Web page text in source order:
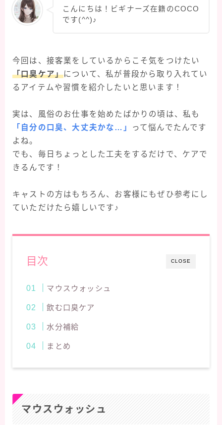
こんにちは！ビギナーズ在籍のCOCO
です(^^)♪
今回は、接客業をしているからこそ気をつけたい
「口臭ケア」について、私が普段から取り入れてい
るアイテムや習慣を紹介したいと思います！
実は、風俗のお仕事を始めたばかりの頃は、私も
「自分の口臭、大丈夫かな…」
って悩んでたんです
よね。
でも、毎日ちょっとした工夫をするだけで、ケアで
きるんです！
キャストの方はもちろん、お客様にもぜひ参考にし
ていただけたら嬉しいです♪
CLOSE
目次
マウスウォッシュ
飲む口臭ケア
水分補給
まとめ
マウスウォッシュ